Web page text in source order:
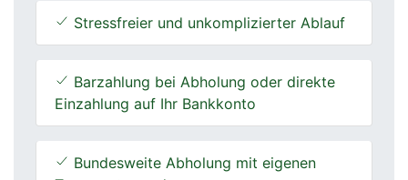
Stressfreier und unkomplizierter Ablauf
Barzahlung bei Abholung oder direkte
Einzahlung auf Ihr Bankkonto
Bundesweite Abholung mit eigenen